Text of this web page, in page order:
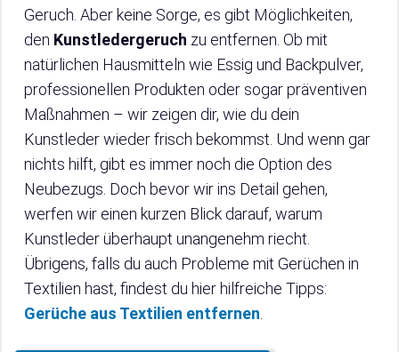
Geruch. Aber keine Sorge, es gibt Möglichkeiten,
den Kunstledergeruch zu entfernen. Ob mit
natürlichen Hausmitteln wie Essig und Backpulver,
professionellen Produkten oder sogar präventiven
Maßnahmen – wir zeigen dir, wie du dein
Kunstleder wieder frisch bekommst. Und wenn gar
nichts hilft, gibt es immer noch die Option des
Neubezugs. Doch bevor wir ins Detail gehen,
werfen wir einen kurzen Blick darauf, warum
Kunstleder überhaupt unangenehm riecht.
Übrigens, falls du auch Probleme mit Gerüchen in
Textilien hast, findest du hier hilfreiche Tipps:
Gerüche aus Textilien entfernen